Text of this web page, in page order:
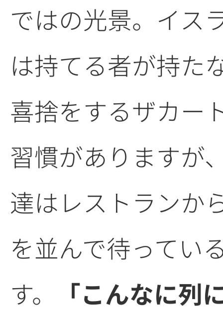
ではの光景。イス
は持てる者が持た
喜捨をするザカー
習慣がありますが
達はレストランか
を並んで待ってい
す。
「こんなに列